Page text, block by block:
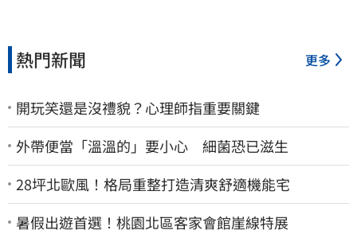
熱門新聞 更多
開玩笑還是沒禮貌？心理師指重要關鍵
外帶便當「溫溫的」要小心 細菌恐已滋生
28坪北歐風！格局重整打造清爽舒適機能宅
暑假出遊首選！桃園北區客家會館崖線特展